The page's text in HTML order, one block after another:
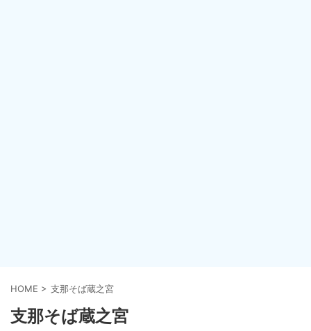
HOME > 支那そば蔵之宮
支那そば蔵之宮